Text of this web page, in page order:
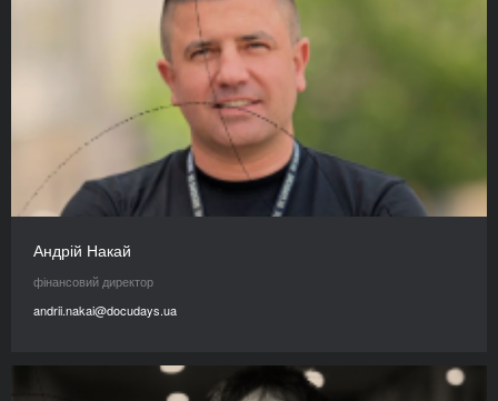
Андрій Накай
фінансовий директор
andrii.nakai@docudays.ua